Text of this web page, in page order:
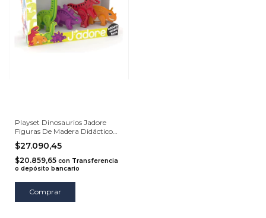
Playset Dinosaurios Jadore
Figuras De Madera Didáctico
+1a
$27.090,45
$20.859,65 con Transferencia
o depósito bancario
Comprar